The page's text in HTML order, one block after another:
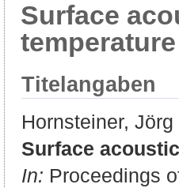
Surface
Titelangaben
Hornsteiner, Jörg
Surface
In: Proceedings